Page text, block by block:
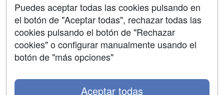
Copyleft
Puedes aceptar todas las cookies pulsando en
el botón de "Aceptar todas", rechazar todas las
cookies pulsando el botón de "Rechazar
cookies" o configurar manualmente usando el
botón de "más opciones"
Aceptar todas